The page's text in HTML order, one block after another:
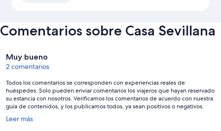
Comentarios sobre Casa Sevillana
Comentarios
Muy bueno
2 comentarios
Todos los comentarios se corresponden con experiencias reales de
huéspedes. Solo pueden enviar comentarios los viajeros que hayan reservado
su estancia con nosotros. Verificamos los comentarios de acuerdo con nuestra
guía de contenidos, y los publicamos todos, ya sean positivos o negativos.
Leer más
Se